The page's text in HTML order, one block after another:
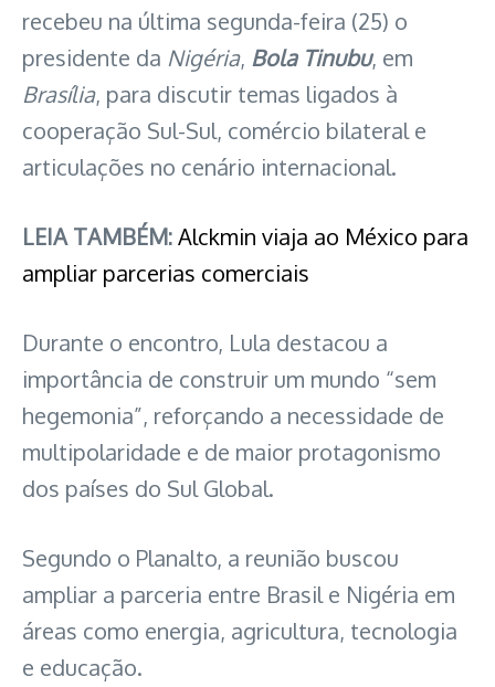
recebeu na última segunda-feira (25) o
presidente da Nigéria, Bola Tinubu, em
Brasília, para discutir temas ligados à
cooperação Sul-Sul, comércio bilateral e
articulações no cenário internacional.
LEIA TAMBÉM:Alckmin viaja ao México para
ampliar parcerias comerciais
Durante o encontro, Lula destacou a
importância de construir um mundo “sem
hegemonia”, reforçando a necessidade de
multipolaridade e de maior protagonismo
dos países do Sul Global.
Segundo o Planalto, a reunião buscou
ampliar a parceria entre Brasil e Nigéria em
áreas como energia, agricultura, tecnologia
e educação.